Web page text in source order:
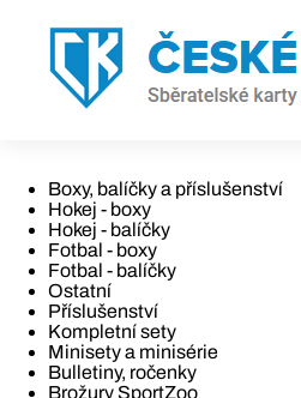
Boxy, balíčky a příslušenství
Hokej - boxy
Hokej - balíčky
Fotbal - boxy
Fotbal - balíčky
Ostatní
Příslušenství
Kompletní sety
Minisety a minisérie
Bulletiny, ročenky
Brožury SportZoo